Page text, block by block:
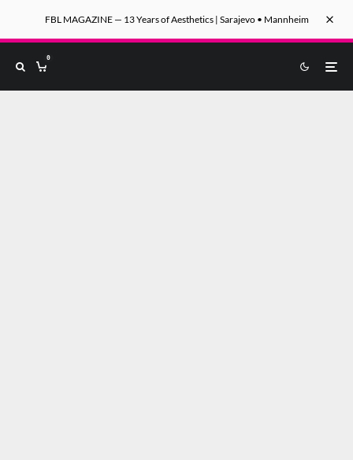
FBL MAGAZINE — 13 Years of Aesthetics | Sarajevo • Mannheim
0